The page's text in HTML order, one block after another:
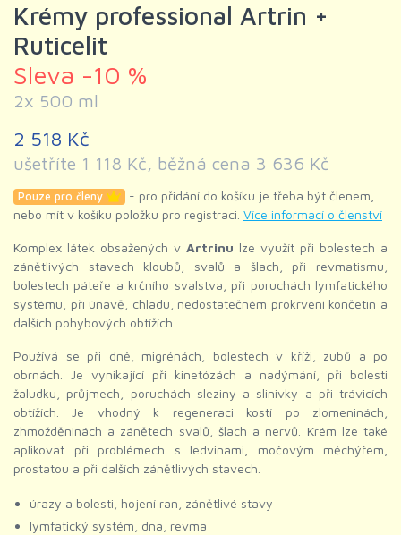
Krémy professional Artrin +
Ruticelit
Sleva -10 %
2x 500 ml
2 518 Kč
ušetříte 1 118 Kč, běžná cena 3 636 Kč
Pouze pro členy
- pro přidání do košíku je třeba být členem,
nebo mít v košíku položku pro registraci. Více informací o členství
Komplex látek obsažených v Artrinu lze využít při bolestech a
zánětlivých stavech kloubů, svalů a šlach, při revmatismu,
bolestech páteře a krčního svalstva, při poruchách lymfatického
systému, při únavě, chladu, nedostatečném prokrvení končetin a
dalších pohybových obtížích.
Používá se při dně, migrénách, bolestech v kříži, zubů a po
obrnách. Je vynikající při kinetózách a nadýmání, při bolesti
žaludku, průjmech, poruchách sleziny a slinivky a při trávicích
obtížích. Je vhodný k regeneraci kostí po zlomeninách,
zhmožděninách a zánětech svalů, šlach a nervů. Krém lze také
aplikovat při problémech s ledvinami, močovým měchýřem,
prostatou a při dalších zánětlivých stavech.
úrazy a bolesti, hojení ran, zánětlivé stavy
lymfatický systém, dna, revma